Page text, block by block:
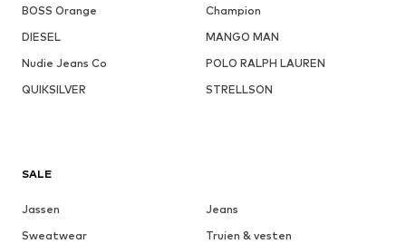
BOSS Orange
Champion
DIESEL
MANGO MAN
Nudie Jeans Co
POLO RALPH LAUREN
QUIKSILVER
STRELLSON
SALE
Jassen
Jeans
Sweatwear
Truien & vesten